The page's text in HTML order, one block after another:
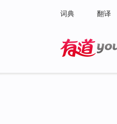
词典 翻译